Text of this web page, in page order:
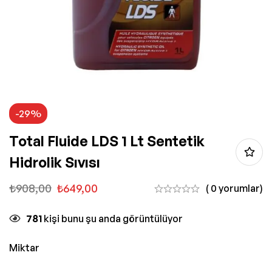
-29%
Total Fluide LDS 1 Lt Sentetik
Hidrolik Sıvısı
₺908,00 ₺649,00 ( 0 yorumlar)
781 kişi bunu şu anda görüntülüyor
Miktar